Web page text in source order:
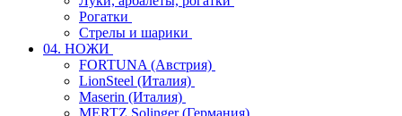
Рогатки
Стрелы и шарики
04. НОЖИ
FORTUNA (Австрия)
LionSteel (Италия)
Maserin (Италия)
MERTZ Solinger (Германия)